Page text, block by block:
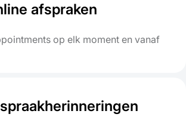
afspraken
op elk moment en vanaf